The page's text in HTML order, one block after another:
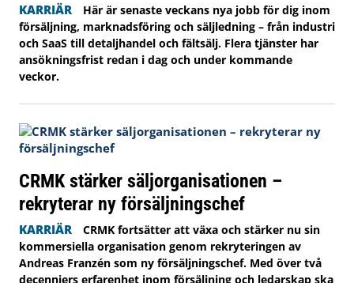
KARRIÄR
Här är senaste veckans nya jobb för dig inom
försäljning, marknadsföring och säljledning – från industri
och SaaS till detaljhandel och fältsälj. Flera tjänster har
ansökningsfrist redan i dag och under kommande
veckor.
CRMK stärker säljorganisationen –
rekryterar ny försäljningschef
KARRIÄR
CRMK fortsätter att växa och stärker nu sin
kommersiella organisation genom rekryteringen av
Andreas Franzén som ny försäljningschef. Med över två
decenniers erfarenhet inom försäljning och ledarskap ska